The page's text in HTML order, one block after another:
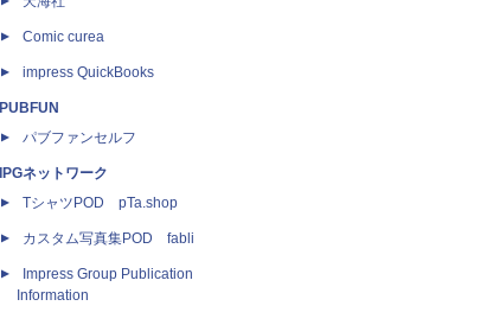
Comic curea
impress QuickBooks
PUBFUN
パブファンセルフ
IPGネットワーク
TシャツPOD pTa.shop
カスタム写真集POD fabli
Impress Group Publication
Information